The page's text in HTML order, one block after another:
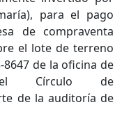
para el pago
de compraventa
el lote de terreno
de la oficina de
Círculo de
de la auditoría de